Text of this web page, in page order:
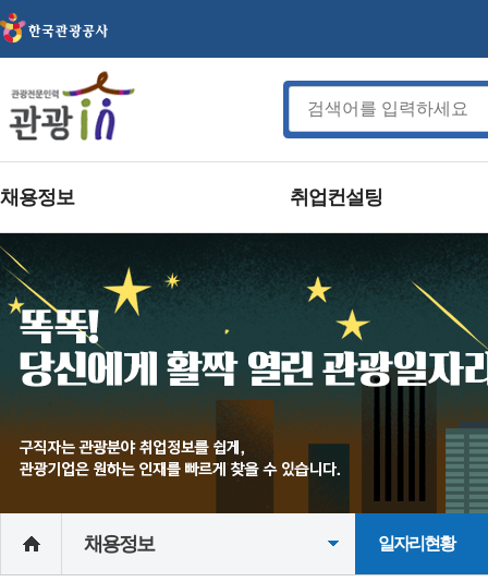
채용정보 취업컨설팅
채용정보 일자리현황